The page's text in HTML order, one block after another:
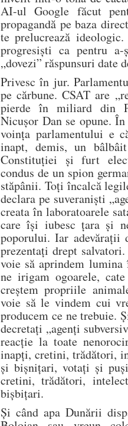
AI-ul Google făcut
propagandă pe baza
te prelucrează
progresiști ca pentru
„dovezi” răspunsuri date
Privesc în jur.
pe cărbune. CSAT are
pierde în miliard din
Nicușor Dan se opune.
voința parlamentului e
inapt, demis, un
Constituției și furt
condus de un spion
stăpânii. Toți încalcă
declara pe suveraniști
creata în laboratoarele
care își iubesc țara și
poporului. Iar adevărații
prezentați drept
voie să aprindem lumina
ne irigam ogoarele,
creștem propriile
voie să le vindem cui
producem ce ne trebuie.
decretați „agenți
reacție la toate
inapți, cretini, trădători,
și bișnițari, votați și
cretini, trădători,
bișbițari.
Și când apa Dunării